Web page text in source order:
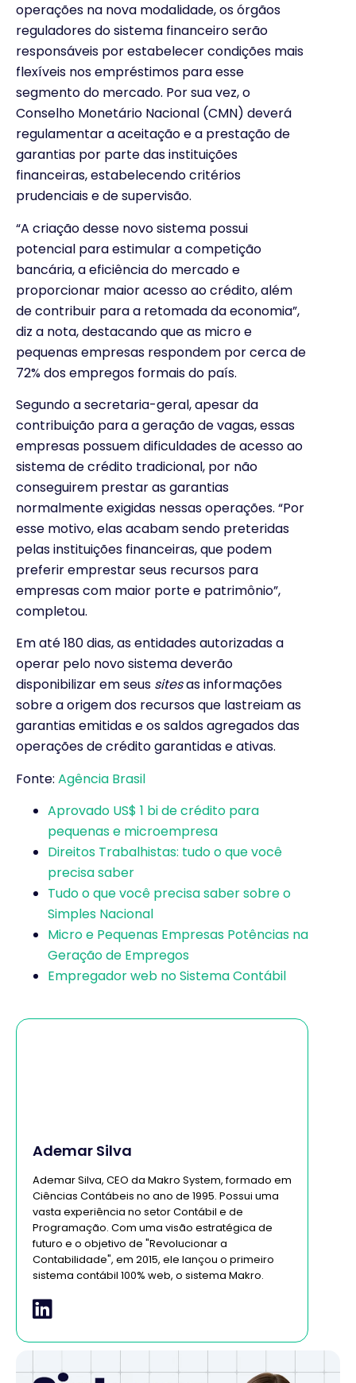
operações na nova modalidade, os órgãos
reguladores do sistema financeiro serão
responsáveis por estabelecer condições mais
flexíveis nos empréstimos para esse
segmento do mercado. Por sua vez, o
Conselho Monetário Nacional (CMN) deverá
regulamentar a aceitação e a prestação de
garantias por parte das instituições
financeiras, estabelecendo critérios
prudenciais e de supervisão.
“A criação desse novo sistema possui
potencial para estimular a competição
bancária, a eficiência do mercado e
proporcionar maior acesso ao crédito, além
de contribuir para a retomada da economia”,
diz a nota, destacando que as micro e
pequenas empresas respondem por cerca de
72% dos empregos formais do país.
Segundo a secretaria-geral, apesar da
contribuição para a geração de vagas, essas
empresas possuem dificuldades de acesso ao
sistema de crédito tradicional, por não
conseguirem prestar as garantias
normalmente exigidas nessas operações. “Por
esse motivo, elas acabam sendo preteridas
pelas instituições financeiras, que podem
preferir emprestar seus recursos para
empresas com maior porte e patrimônio”,
completou.
Em até 180 dias, as entidades autorizadas a
operar pelo novo sistema deverão
disponibilizar em seus sitesas informações
sobre a origem dos recursos que lastreiam as
garantias emitidas e os saldos agregados das
operações de crédito garantidas e ativas.
Fonte: Agência Brasil
Aprovado US$ 1 bi de crédito para
pequenas e microempresa
Direitos Trabalhistas: tudo o que você
precisa saber
Tudo o que você precisa saber sobre o
Simples Nacional
Micro e Pequenas Empresas Potências na
Geração de Empregos
Empregador web no Sistema Contábil
Ademar Silva
Ademar Silva, CEO da Makro System, formado em
Ciências Contábeis no ano de 1995. Possui uma
vasta experiência no setor Contábil e de
Programação. Com uma visão estratégica de
futuro e o objetivo de "Revolucionar a
Contabilidade", em 2015, ele lançou o primeiro
sistema contábil 100% web, o sistema Makro.